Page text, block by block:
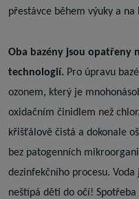
přestávce během výuky a na
Oba bazény jsou opatřeny
technologií. Pro úpravu
ozonem, který je
oxidačním činidlem než
křišťálově čistá a dokonale
bez patogenních
dezinfekčního procesu.
neštípá děti do očí!